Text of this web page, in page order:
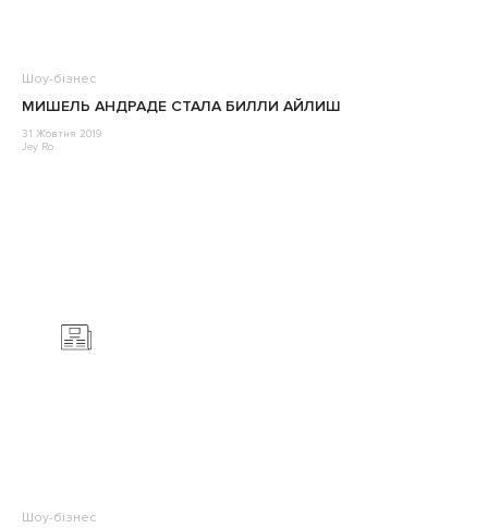
Шоу-бізнес
МИШЕЛЬ АНДРАДЕ СТАЛА БИЛЛИ АЙЛИШ
31 Жовтня 2019
Jey Ro
Шоу-бізнес